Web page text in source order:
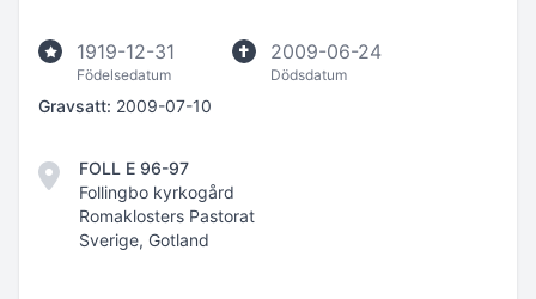
1919-12-31
Födelsedatum
2009-06-24
Dödsdatum
Gravsatt: 2009-07-10
FOLL E 96-97
Follingbo kyrkogård
Romaklosters Pastorat
Sverige, Gotland